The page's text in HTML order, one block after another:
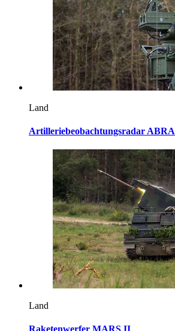
Land
Artilleriebeobachtungsradar ABRA
Land
Raketenwerfer MARS II